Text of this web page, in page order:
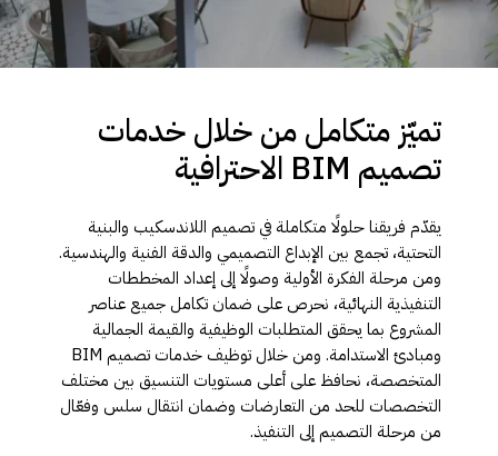
تميّزمتكاملمنخلالخدمات
تصميم BIM الاحترافية
يقدّم فريقنا حلولًا متكاملة في تصميم اللاندسكيب والبنية
التحتية، تجمع بين الإبداع التصميمي والدقة الفنية والهندسية.
ومن مرحلة الفكرة الأولية وصولًا إلى إعداد المخططات
التنفيذية النهائية، نحرص على ضمان تكامل جميع عناصر
المشروع بما يحقق المتطلبات الوظيفية والقيمة الجمالية
ومبادئ الاستدامة. ومن خلال توظيف خدمات تصميم BIM
المتخصصة، نحافظ على أعلى مستويات التنسيق بين مختلف
التخصصات للحد من التعارضات وضمان انتقال سلس وفعّال
من مرحلة التصميم إلى التنفيذ.